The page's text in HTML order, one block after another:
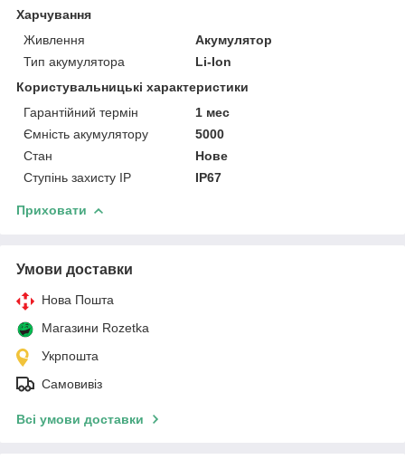
Харчування
Живлення
Акумулятор
Тип акумулятора
Li-Ion
Користувальницькі характеристики
Гарантійний термін
1 мес
Ємність акумулятору
5000
Стан
Нове
Ступінь захисту IP
IP67
Приховати
Умови доставки
Нова Пошта
Магазини Rozetka
Укрпошта
Самовивіз
Всі умови доставки